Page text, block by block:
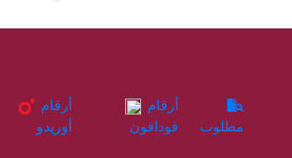
أوريدو
فودافون
مطلوب